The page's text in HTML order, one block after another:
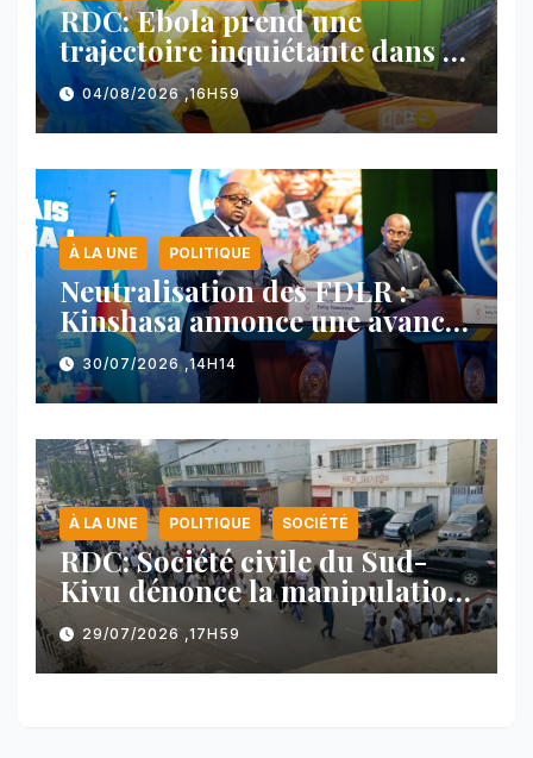
RDC: Ebola prend une
trajectoire inquiétante dans le
nord-est du pays
04/08/2026 ,16H59
À LA UNE POLITIQUE
Neutralisation des FDLR :
Kinshasa annonce une avancée
majeure et maintient sa ligne
face au Rwanda
30/07/2026 ,14H14
À LA UNE POLITIQUE SOCIÉTÉ
RDC: Société civile du Sud-
Kivu dénonce la manipulation
des manifestations par
l’AFC/M23
29/07/2026 ,17H59